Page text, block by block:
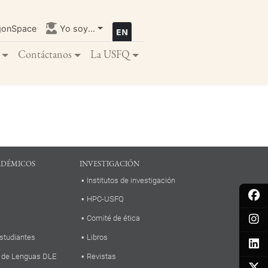
Yo soy...
Contáctanos La USFQ
Lenguas DLE
INVESTIGACIÓN
Institutos de investigación
HPC-USFQ
Comité de ética
Libros
Revistas